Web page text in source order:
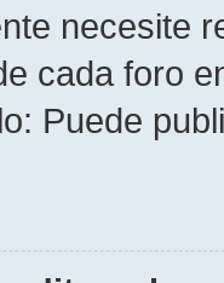
necesite
cada foro
Puede